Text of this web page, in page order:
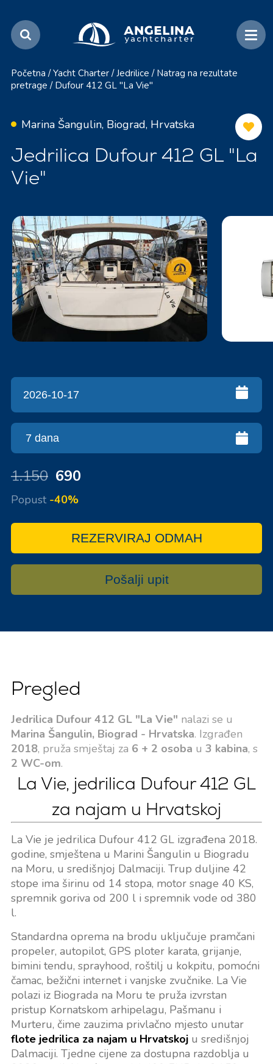
Početna / Yacht Charter / Jedrilice / Natrag na rezultate
pretrage / Dufour 412 GL "La Vie"
Marina Šangulin, Biograd, Hrvatska
Jedrilica Dufour 412 GL "La
Vie"
1.150 690
Popust -40%
REZERVIRAJ ODMAH
Pošalji upit
Pregled
Jedrilica Dufour 412 GL "La Vie" nalazi se u
Marina Šangulin, Biograd - Hrvatska. Izgrađen
2018, pruža smještaj za 6 + 2 osoba u 3 kabina, s
2 WC-om.
La Vie, jedrilica Dufour 412 GL
za najam u Hrvatskoj
La Vie je jedrilica Dufour 412 GL izgrađena 2018.
godine, smještena u Marini Šangulin u Biogradu
na Moru, u središnjoj Dalmaciji. Trup duljine 42
stope ima širinu od 14 stopa, motor snage 40 KS,
spremnik goriva od 200 l i spremnik vode od 380
l.
Standardna oprema na brodu uključuje pramčani
propeler, autopilot, GPS ploter karata, grijanje,
bimini tendu, sprayhood, roštilj u kokpitu, pomoćni
čamac, bežični internet i vanjske zvučnike. La Vie
polazi iz Biograda na Moru te pruža izvrstan
pristup Kornatskom arhipelagu, Pašmanu i
Murteru, čime zauzima privlačno mjesto unutar
flote jedrilica za najam u Hrvatskoju središnjoj
Dalmaciji. Tjedne cijene za dostupna razdoblja u